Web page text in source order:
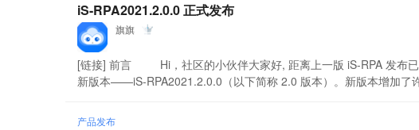
iS-RPA2021.2.0.0 正式发布
旗旗
[链接] 前言 Hi，社区的小伙伴大家好, 距离上一版 iS-RPA 发布已
新版本——iS-RPA2021.2.0.0（以下简称 2.0 版本）。新版本增加了
产品发布